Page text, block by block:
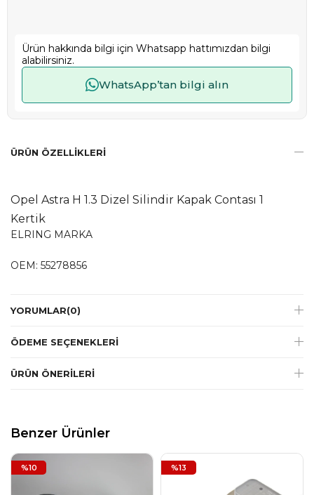
Ürün hakkında bilgi için Whatsapp hattımızdan bilgi
alabilirsiniz.
WhatsApp’tan bilgi alın
ÜRÜN ÖZELLIKLERI
Opel Astra H 1.3 Dizel Silindir Kapak Contası 1
Kertik
ELRING MARKA
OEM: 55278856
YORUMLAR(0)
ÖDEME SEÇENEKLERI
ÜRÜN ÖNERILERI
Benzer Ürünler
%10 %13